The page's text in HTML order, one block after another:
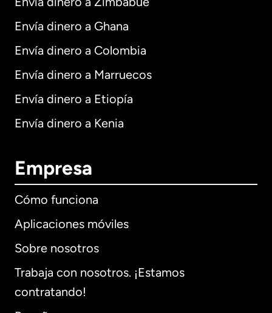
Envía dinero a Ghana
Envía dinero a Colombia
Envía dinero a Marruecos
Envía dinero a Etiopía
Envía dinero a Kenia
Empresa
Cómo funciona
Aplicaciones móviles
Sobre nosotros
Trabaja con nosotros. ¡Estamos
contratando!